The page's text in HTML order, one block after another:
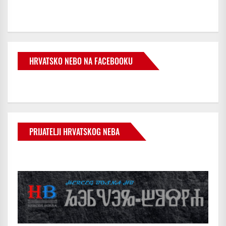
HRVATSKO NEBO NA FACEBOOKU
PRIJATELJI HRVATSKOG NEBA